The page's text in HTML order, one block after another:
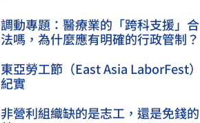
調動專題：醫療業的「跨科支援」合
法嗎，為什麼應有明確的行政管制？
東亞勞工節（East Asia LaborFest）
紀實
非營利組織缺的是志工，還是免錢的